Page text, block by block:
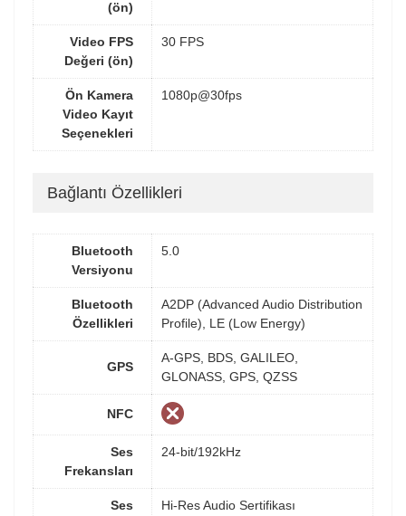
(ön)
Video FPS
Değeri (ön)
30 FPS
Ön Kamera
Video Kayıt
Seçenekleri
1080p@30fps
Bağlantı Özellikleri
Bluetooth
Versiyonu
5.0
Bluetooth
Özellikleri
A2DP (Advanced Audio Distribution
Profile), LE (Low Energy)
GPS
A-GPS, BDS, GALILEO,
GLONASS, GPS, QZSS
NFC
Ses
Frekansları
24-bit/192kHz
Ses
Hi-Res Audio Sertifikası